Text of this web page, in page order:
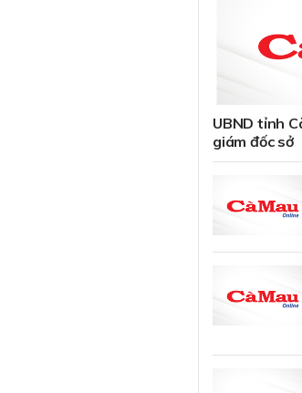
UBND tỉnh
giám đốc sở